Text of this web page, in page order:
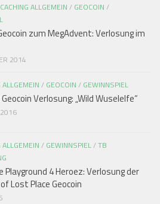
ALLGEMEIN / GEOCOIN /
zum MegAdvent: Verlosung im
2014
ALLGEMEIN / GEOCOIN / GEWINNSPIEL
Verlosung: „Wild Wuselelfe“
ALLGEMEIN / GEWINNSPIEL/TB
Playground 4 Heroez: Verlosung der
Lost Place Geocoin